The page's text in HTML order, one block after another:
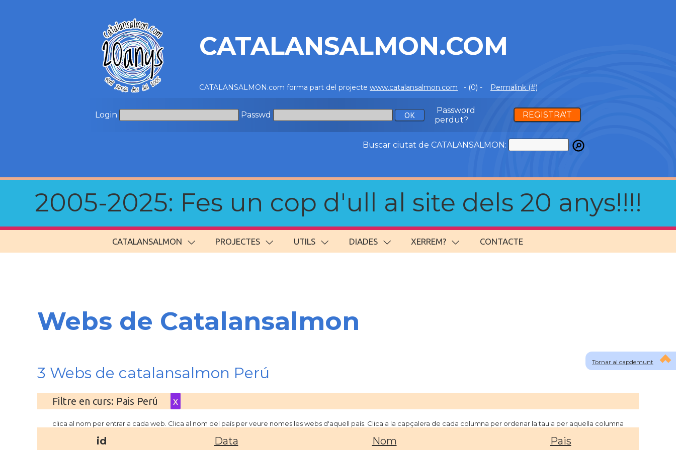
CATALANSALMON.COM
CATALANSALMON.com forma part del projecte www.catalansalmon.com - (0) - Permalink (#)
Login Passwd
Password
perdut?
REGISTRA'T
Buscar ciutat de CATALANSALMON:
2005-2025: Fes un cop d'ull al site dels 20 anys!!!!
CATALANSALMON PROJECTES UTILS DIADES XERREM? CONTACTE
Tornar al capdemunt
Webs de Catalansalmon
3 Webs de catalansalmon Perú
Filtre en curs: Pais Perú x
clica al nom per entrar a cada web. Clica al nom del país per veure nomes les webs d'aquell país. Clica a la capçalera de cada columna per ordenar la taula per aquella columna
id Data Nom Pais